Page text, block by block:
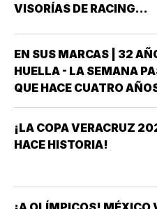
VISORÍAS DE RACING
EN SUS MARCAS | 32
HUELLA - LA SEMANA
QUE HACE CUATRO
FORMA PARTE DE LA
VERACRUZANO Y DE
CLUB ACUARIO ANA
¡LA COPA VERACRUZ
HACE HISTORIA!